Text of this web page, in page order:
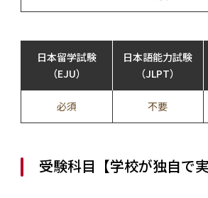
日本留学試験
（EJU）
日本語能力試験
（JLPT）
必須 不要
受験科目【学校が独自で